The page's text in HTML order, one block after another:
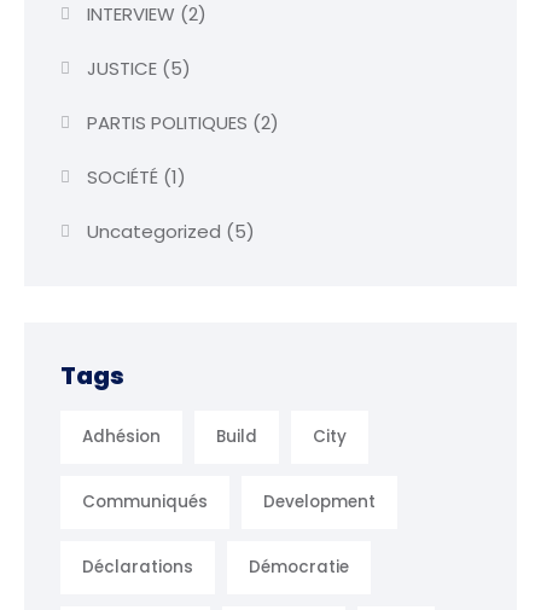
INTERVIEW (2)
JUSTICE(5)
PARTIS POLITIQUES (2)
SOCIÉTÉ(1)
Uncategorized (5)
Tags
Adhésion Build City
Communiqués Development
Déclarations Démocratie